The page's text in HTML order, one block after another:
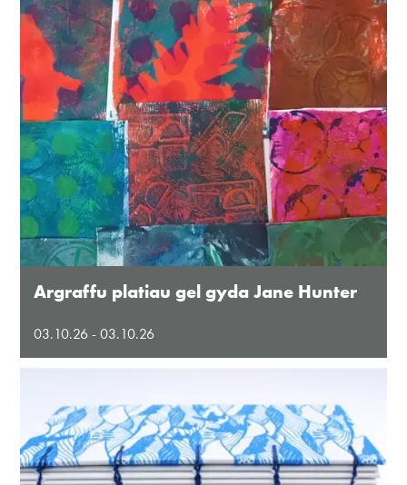
Argraffu platiau gel gyda Jane Hunter
03.10.26 - 03.10.26